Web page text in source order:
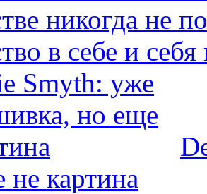
в себе и
картина